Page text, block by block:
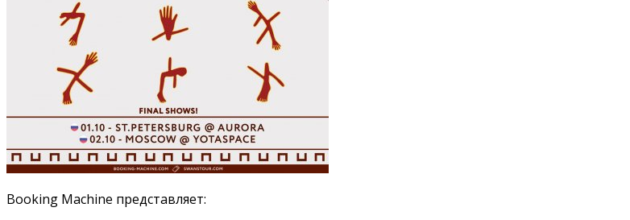
Booking Machine представляет: